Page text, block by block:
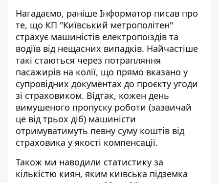
Нагадаємо, раніше Інформатор писав про
те, що КП "Київський метрополітен"
страхує машиністів електропоїздів та
водіїв від нещасних випадків. Найчастіше
такі стаються через потрапляння
пасажирів на колії, що прямо вказано у
супровідних документах до проєкту угоди
зі страховиком. Відтак, кожен день
вимушеного пропуску роботи (зазвичай
це від трьох діб) машиністи
отримуватимуть певну суму коштів від
страховика у якості компенсації.
Також ми наводили статистику за
кількістю киян, яким київська підземка